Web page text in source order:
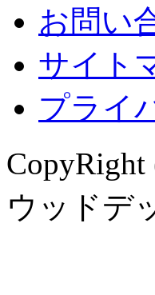
お問い
サイト
プライ
ウッドデ